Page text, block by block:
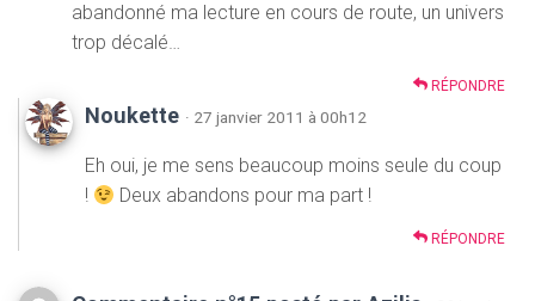
abandonné ma lecture en cours de route, un univers
trop décalé…
RÉPONDRE
Noukette · 27 janvier 2011 à 00h12
Eh oui, je me sens beaucoup moins seule du coup
!
Deux abandons pour ma part !
RÉPONDRE